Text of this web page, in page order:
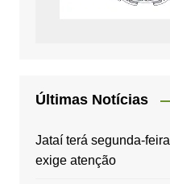
Últimas Notícias
Jataí terá segunda-
exige atenção